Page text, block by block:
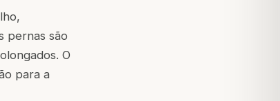
pernas são
O
para a